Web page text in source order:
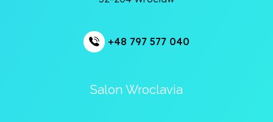
+48 797 577 040
Salon Wroclavia